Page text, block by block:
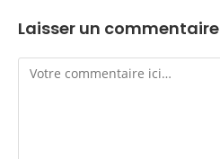
Laisser un commentaire